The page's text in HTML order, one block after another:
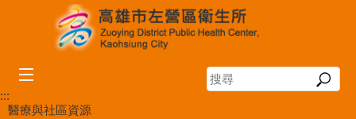
跳到主要內容區塊
搜
尋
:::
醫療與社區資源